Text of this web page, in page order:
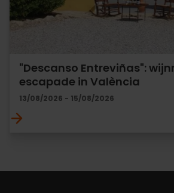
"Descanso Entreviñas":
escapade in València
13/08/2026 - 15/08/2026